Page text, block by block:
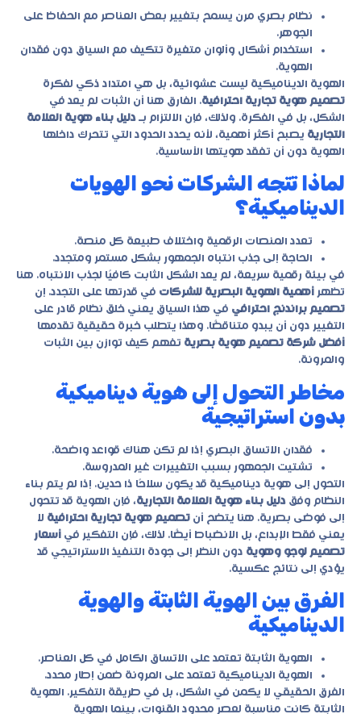
نظام بصري مرن يسمح بتغيير بعض العناصر مع الحفاظ على
الجوهر.
استخدام أشكال وألوان متغيرة تتكيف مع السياق دون فقدان
الهوية.
الهوية الديناميكية ليست عشوائية، بل هي امتداد ذكي لفكرة
تصميم هوية تجارية احترافية. الفارق هنا أن الثبات لم يعد في
الشكل، بل في الفكرة. ولذلك، فإن الالتزام بـ دليل بناء هوية العلامة
التجارية يصبح أكثر أهمية، لأنه يحدد الحدود التي تتحرك داخلها
الهوية دون أن تفقد هويتها الأساسية.
لماذا تتجه الشركات نحو الهويات
الديناميكية؟
تعدد المنصات الرقمية واختلاف طبيعة كل منصة.
الحاجة إلى جذب انتباه الجمهور بشكل مستمر ومتجدد.
في بيئة رقمية سريعة، لم يعد الشكل الثابت كافيًا لجذب الانتباه. هنا
تظهر أهمية الهوية البصرية للشركات في قدرتها على التجدد. إن
تصميم براندنج احترافي في هذا السياق يعني خلق نظام قادر على
التغيير دون أن يبدو متناقضًا. وهذا يتطلب خبرة حقيقية تقدمها
أفضل شركة تصميم هوية بصرية تفهم كيف توازن بين الثبات
والمرونة.
مخاطر التحول إلى هوية ديناميكية
بدون استراتيجية
فقدان الاتساق البصري إذا لم تكن هناك قواعد واضحة.
تشتيت الجمهور بسبب التغييرات غير المدروسة.
التحول إلى هوية ديناميكية قد يكون سلاحًا ذا حدين. إذا لم يتم بناء
النظام وفق دليل بناء هوية العلامة التجارية، فإن الهوية قد تتحول
إلى فوضى بصرية. هنا يتضح أن تصميم هوية تجارية احترافية لا
يعني فقط الإبداع، بل الانضباط أيضًا. لذلك، فإن التفكير في أسعار
تصميم لوجو وهوية دون النظر إلى جودة التنفيذ الاستراتيجي قد
يؤدي إلى نتائج عكسية.
الفرق بين الهوية الثابتة والهوية
الديناميكية
الهوية الثابتة تعتمد على الاتساق الكامل في كل العناصر.
الهوية الديناميكية تعتمد على المرونة ضمن إطار محدد.
الفرق الحقيقي لا يكمن في الشكل، بل في طريقة التفكير. الهوية
الثابتة كانت مناسبة لعصر محدود القنوات، بينما الهوية